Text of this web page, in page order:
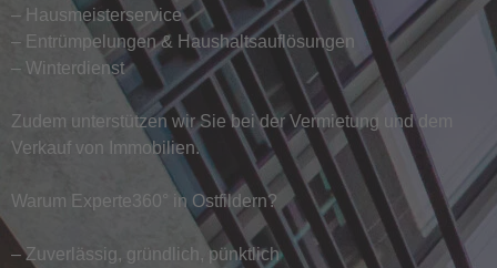
– Hausmeisterservice
– Entrümpelungen & Haushaltsauflösungen
– Winterdienst
Zudem unterstützen wir Sie bei der Vermietung und dem
Verkauf von Immobilien.
Warum Experte360° in Ostfildern?
– Zuverlässig, gründlich, pünktlich